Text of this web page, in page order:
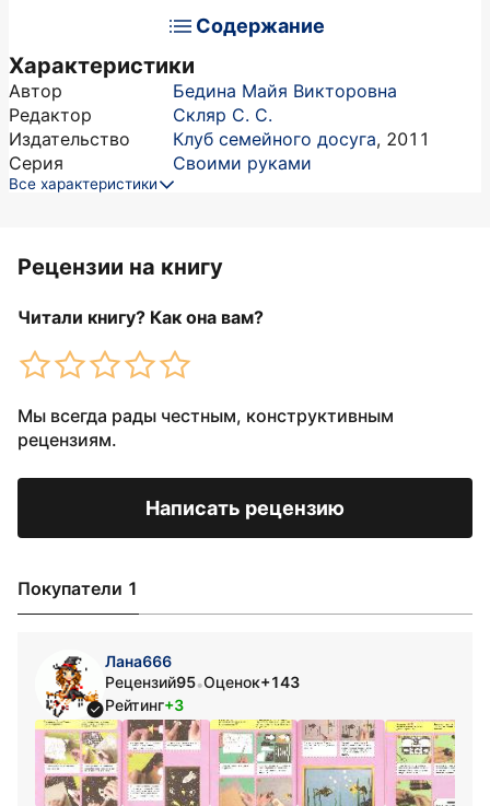
Содержание
Характеристики
Автор
Бедина Майя Викторовна
Редактор
Скляр С. С.
Издательство
Клуб семейного досуга, 2011
Серия
Своими руками
Все характеристики
Рецензии на книгу
Читали книгу? Как она вам?
Мы всегда рады честным, конструктивным
рецензиям.
Написать рецензию
Покупатели 1
Лана666
Рецензий95•Оценок+143
Рейтинг+3